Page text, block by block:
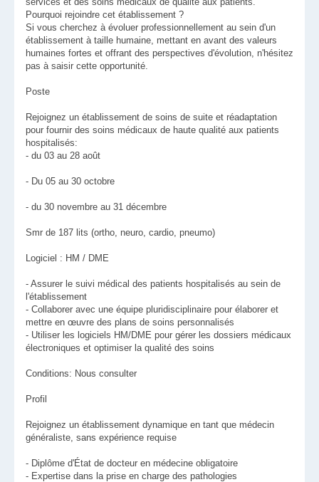
Pourquoi rejoindre cet établissement ?
Si vous cherchez à évoluer professionnellement au sein d'un
établissement à taille humaine, mettant en avant des valeurs
humaines fortes et offrant des perspectives d'évolution, n'hésitez
pas à saisir cette opportunité.
Poste
Rejoignez un établissement de soins de suite et réadaptation
pour fournir des soins médicaux de haute qualité aux patients
hospitalisés:
- du 03 au 28 août
- Du 05 au 30 octobre
- du 30 novembre au 31 décembre
Smr de 187 lits (ortho, neuro, cardio, pneumo)
Logiciel : HM / DME
- Assurer le suivi médical des patients hospitalisés au sein de
l'établissement
- Collaborer avec une équipe pluridisciplinaire pour élaborer et
mettre en œuvre des plans de soins personnalisés
- Utiliser les logiciels HM/DME pour gérer les dossiers médicaux
électroniques et optimiser la qualité des soins
Conditions: Nous consulter
Profil
Rejoignez un établissement dynamique en tant que médecin
généraliste, sans expérience requise
- Diplôme d'État de docteur en médecine obligatoire
- Expertise dans la prise en charge des pathologies